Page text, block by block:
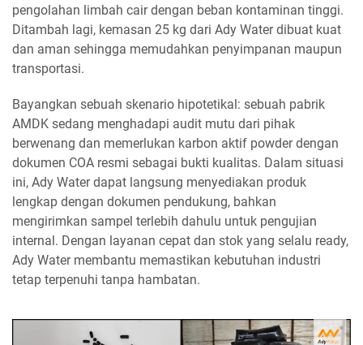
pengolahan limbah cair dengan beban kontaminan tinggi.
Ditambah lagi, kemasan 25 kg dari Ady Water dibuat kuat
dan aman sehingga memudahkan penyimpanan maupun
transportasi.
Bayangkan sebuah skenario hipotetikal: sebuah pabrik
AMDK sedang menghadapi audit mutu dari pihak
berwenang dan memerlukan karbon aktif powder dengan
dokumen COA resmi sebagai bukti kualitas. Dalam situasi
ini, Ady Water dapat langsung menyediakan produk
lengkap dengan dokumen pendukung, bahkan
mengirimkan sampel terlebih dahulu untuk pengujian
internal. Dengan layanan cepat dan stok yang selalu ready,
Ady Water membantu memastikan kebutuhan industri
tetap terpenuhi tanpa hambatan.